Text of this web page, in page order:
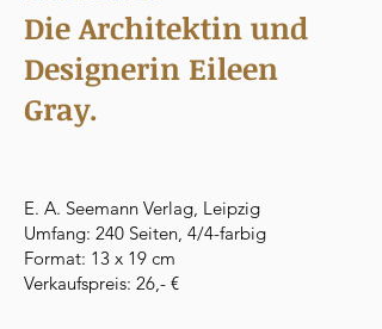
Die Architektin und
Designerin Eileen
Gray.
E. A. Seemann Verlag, Leipzig
Umfang: 240 Seiten, 4/4-farbig
Format: 13 x 19 cm
Verkaufspreis: 26,- €